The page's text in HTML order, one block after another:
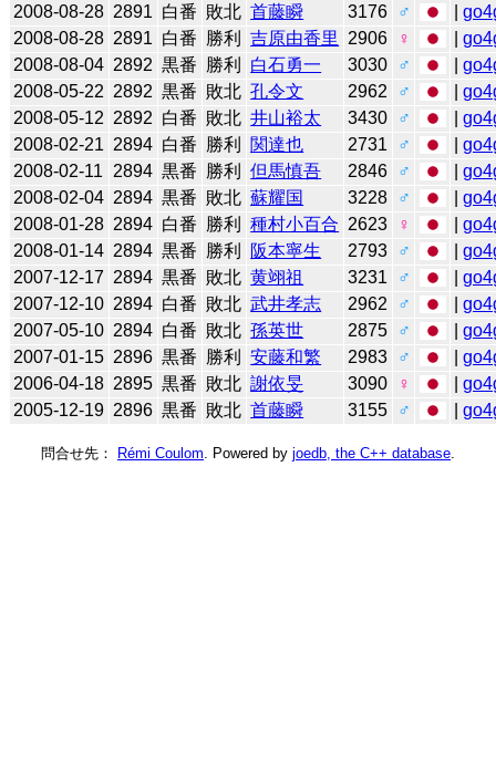
2008-08-28 2891 白番 敗北 首藤瞬 3176 ♂ |
2008-08-28 2891 白番 勝利 吉原由香里 2906 ♀ |
2008-08-04 2892 黒番 勝利 白石勇一 3030 ♂ |
2008-05-22 2892 黒番 敗北 孔令文 2962 ♂ |
2008-05-12 2892 白番 敗北 井山裕太 3430 ♂ |
2008-02-21 2894 白番 勝利 関達也 2731 ♂ |
2008-02-11
2894 黒番 勝利 但馬慎吾 2846 ♂ |
2008-02-04 2894 黒番 敗北 蘇耀国 3228 ♂ |
2008-01-28 2894 白番 勝利 種村小百合 2623 ♀ |
2008-01-14 2894 黒番 勝利 阪本寧生 2793 ♂ |
2007-12-17 2894 黒番 敗北 黄翊祖 3231 ♂ |
2007-12-10 2894 白番 敗北 武井孝志 2962 ♂ |
2007-05-10 2894 白番 敗北 孫英世 2875 ♂ |
2007-01-15 2896 黒番 勝利 安藤和繁 2983 ♂ |
2006-04-18 2895 黒番 敗北 謝依旻 3090 ♀ |
2005-12-19 2896 黒番 敗北 首藤瞬 3155 ♂ |
問合せ先： Rémi Coulom . Powered by joedb, the C++ database